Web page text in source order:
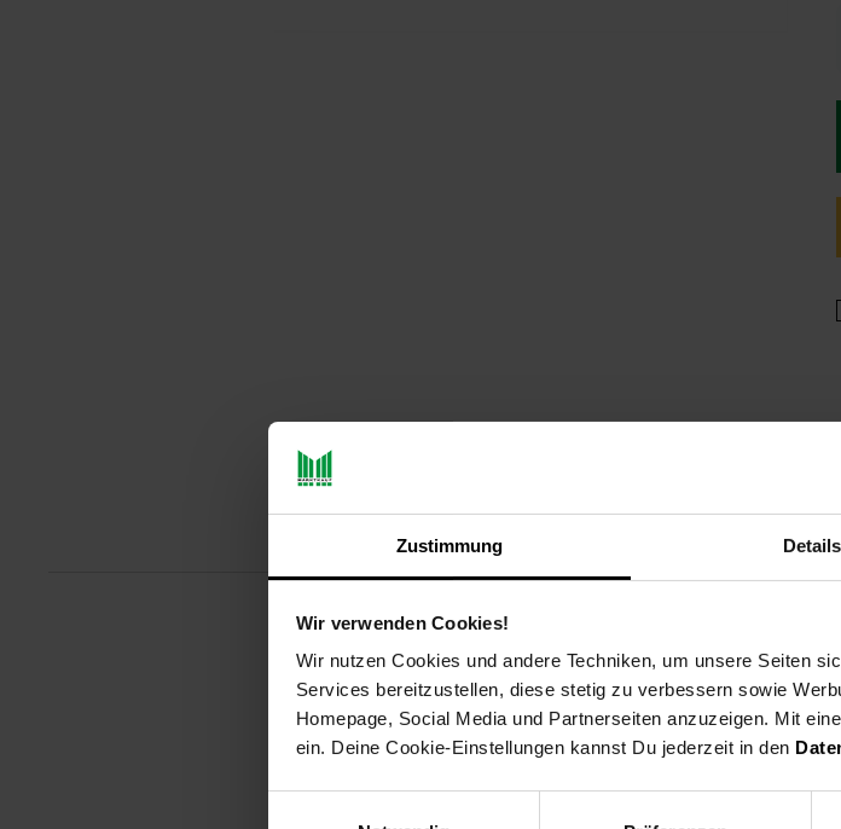
Zustimmung Details
Wir verwenden Cookies!
Wir nutzen Cookies und andere Techniken, um unsere Seiten
Services bereitzustellen, diese stetig zu verbessern sowie
Homepage, Social Media und Partnerseiten anzuzeigen. Mit
ein. Deine Cookie-Einstellungen kannst Du jederzeit in den
Produktbeschreibung Versandinformationen
durch ein sehr schönes Design, Funktionalität und hohen
Original Gussheizplatte für große Töpfe und Pfannen aller Art
Gehäuse ist mit einer hochwertigen Feueremaillierung versehen und
Diese Kochtafel ist die richtige Wahl für preisbewusste und